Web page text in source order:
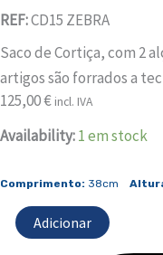
REF:CD15 ZEBRA
Saco de Cortiça, com 2
artigos são forrados a
125,00€ incl. IVA
Availability:1 em stock
Comprimento: 38cm
Quantidade
CD15
Zebra
Adicionar